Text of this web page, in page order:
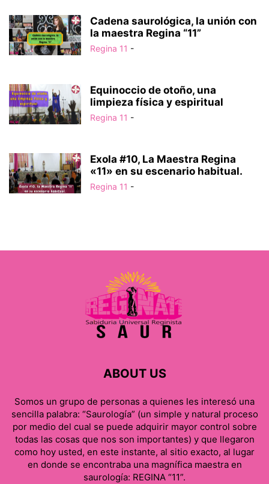
Cadena saurológica, la unión con
la maestra Regina “11”
Regina 11 -
Equinoccio de otoño, una
limpieza física y espiritual
Regina 11 -
Exola #10, La Maestra Regina
«11» en su escenario habitual.
Regina 11 -
ABOUT US
Somos un grupo de personas a quienes les interesó una
sencilla palabra: “Saurología” (un simple y natural proceso
por medio del cual se puede adquirir mayor control sobre
todas las cosas que nos son importantes) y que llegaron
como hoy usted, en este instante, al sitio exacto, al lugar
en donde se encontraba una magnífica maestra en
saurología: REGINA “11”.